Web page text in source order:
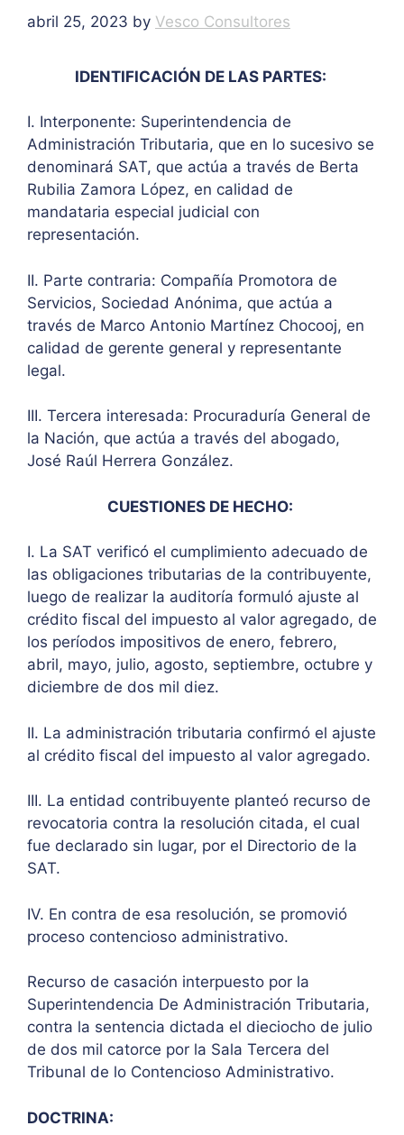
abril 25, 2023 by Vesco Consultores
IDENTIFICACIÓN DE LAS PARTES:
I. Interponente: Superintendencia de
Administración Tributaria, que en lo sucesivo se
denominará SAT, que actúa a través de Berta
Rubilia Zamora López, en calidad de
mandataria especial judicial con
representación.
II. Parte contraria: Compañía Promotora de
Servicios, Sociedad Anónima, que actúa a
través de Marco Antonio Martínez Chocooj, en
calidad de gerente general y representante
legal.
III. Tercera interesada: Procuraduría General de
la Nación, que actúa a través del abogado,
José Raúl Herrera González.
CUESTIONES DE HECHO:
I. La SAT verificó el cumplimiento adecuado de
las obligaciones tributarias de la contribuyente,
luego de realizar la auditoría formuló ajuste al
crédito fiscal del impuesto al valor agregado, de
los períodos impositivos de enero, febrero,
abril, mayo, julio, agosto, septiembre, octubre y
diciembre de dos mil diez.
II. La administración tributaria confirmó el ajuste
al crédito fiscal del impuesto al valor agregado.
III. La entidad contribuyente planteó recurso de
revocatoria contra la resolución citada, el cual
fue declarado sin lugar, por el Directorio de la
SAT.
IV. En contra de esa resolución, se promovió
proceso contencioso administrativo.
Recurso de casación interpuesto por la
Superintendencia De Administración Tributaria,
contra la sentencia dictada el dieciocho de julio
de dos mil catorce por la Sala Tercera del
Tribunal de lo Contencioso Administrativo.
DOCTRINA: